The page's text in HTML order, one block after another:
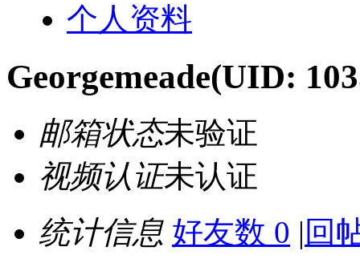
个人资料
Georgemeade(UID:
邮箱状态未验证
视频认证未认证
统计信息 好友数 0 | 回